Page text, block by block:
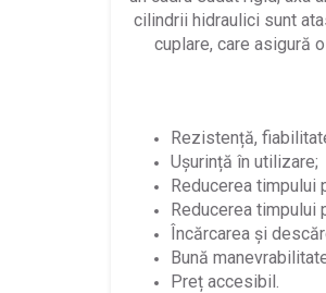
cilindrii hidraulici sunt
cuplare, care asigură
Rezistență,
Ușurință în utilizare;
Reducerea timpului
Reducerea timpului
Încărcarea și
Bună
Preț accesibil.